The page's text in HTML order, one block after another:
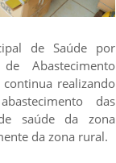
de Saúde por
Abastecimento
continua realizando
das
saúde da zona
da zona rural.